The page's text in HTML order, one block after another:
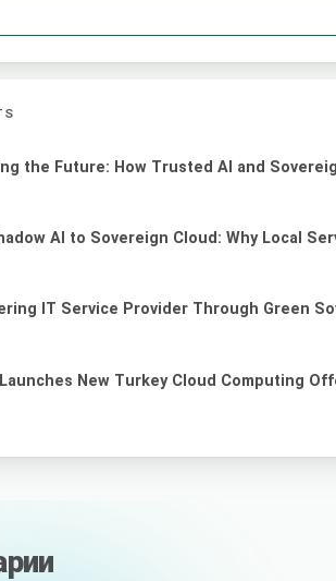
the Future: How Trusted AI and
AI to Sovereign Cloud: Why Local
IT Service Provider Through Green
New Turkey Cloud Computing